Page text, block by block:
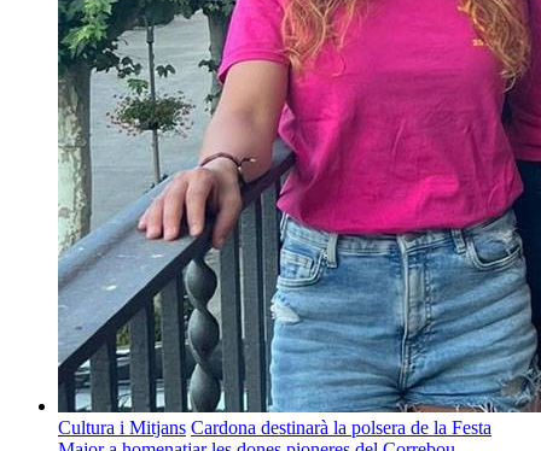
Cultura i Mitjans Cardona destinarà la polsera de la Festa